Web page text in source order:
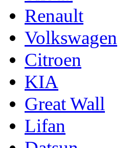
Renault
Volkswagen
Citroen
KIA
Great Wall
Lifan